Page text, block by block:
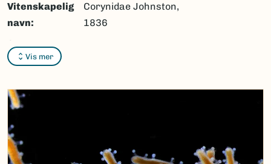
Vis mer
Vitenskapelig
navn:
Corynidae Johnston,
1836
Synonymer:
Bokmål:Ingen
Nynorsk:Ingen
Nordsamisk/Davvisámegiella:
Vitenskapelig navn ID:
Takson ID: